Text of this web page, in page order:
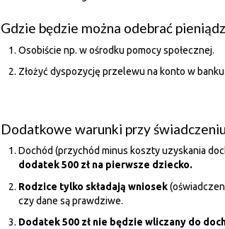
Gdzie będzie można odebrać
Osobiście np. w ośrodku pomocy społecznej.
Złożyć dyspozycję przelewu na konto w banku.
Dodatkowe warunki przy
Dochód (przychód minus koszty uzyskania
dodatek 500 zł na pierwsze dziecko.
Rodzice tylko składają wniosek
czy dane są prawdziwe.
Dodatek 500 zł nie będzie wliczany do